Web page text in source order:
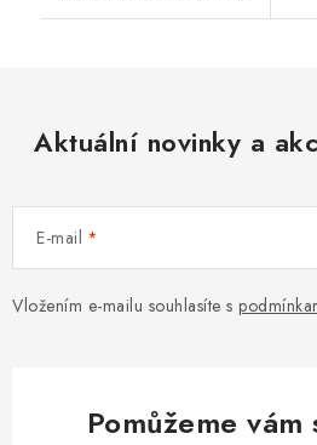
Aktuální novinky a
E-mail
Vložením e-mailu souhlasíte s
Pomůžeme